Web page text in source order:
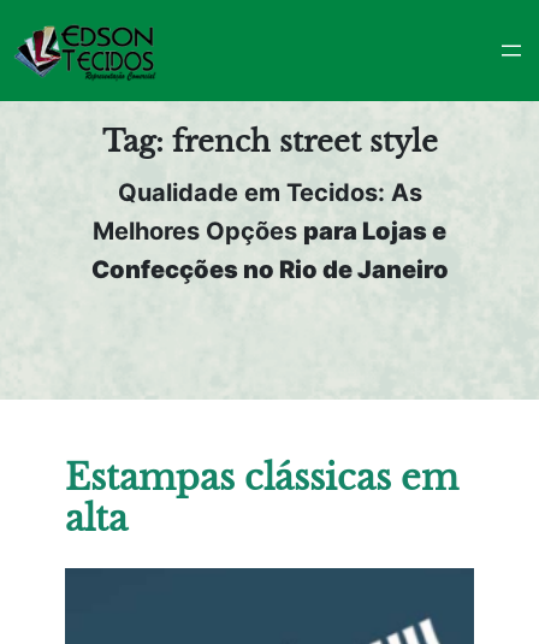
Pular
para
o
conteúdoTag: french street style
Qualidade em Tecidos: As
Melhores Opções para Lojas e
Confecções no Rio de Janeiro
Estampas clássicas em
alta